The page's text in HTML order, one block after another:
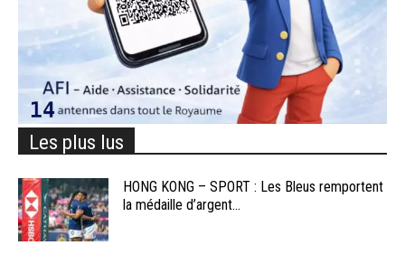
Les plus lus
HONG KONG – SPORT : Les Bleus remportent
la médaille d’argent...